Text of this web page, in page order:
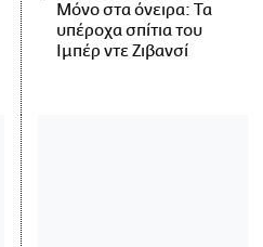
Μόνο στα όνειρα: Τα
υπέροχα σπίτια του
Ιμπέρ ντε Ζιβανσί